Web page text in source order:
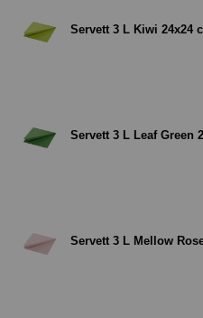
Servett 3 L Kiwi 24x24
Servett 3 L Leaf Green
Servett 3 L Mellow